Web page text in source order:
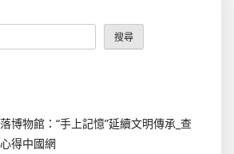
搜尋
博物館：“手上記憶”延續文明傳承_查
得中國網